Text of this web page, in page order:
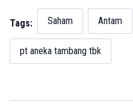
Tags: Saham Antam
pt aneka tambang tbk